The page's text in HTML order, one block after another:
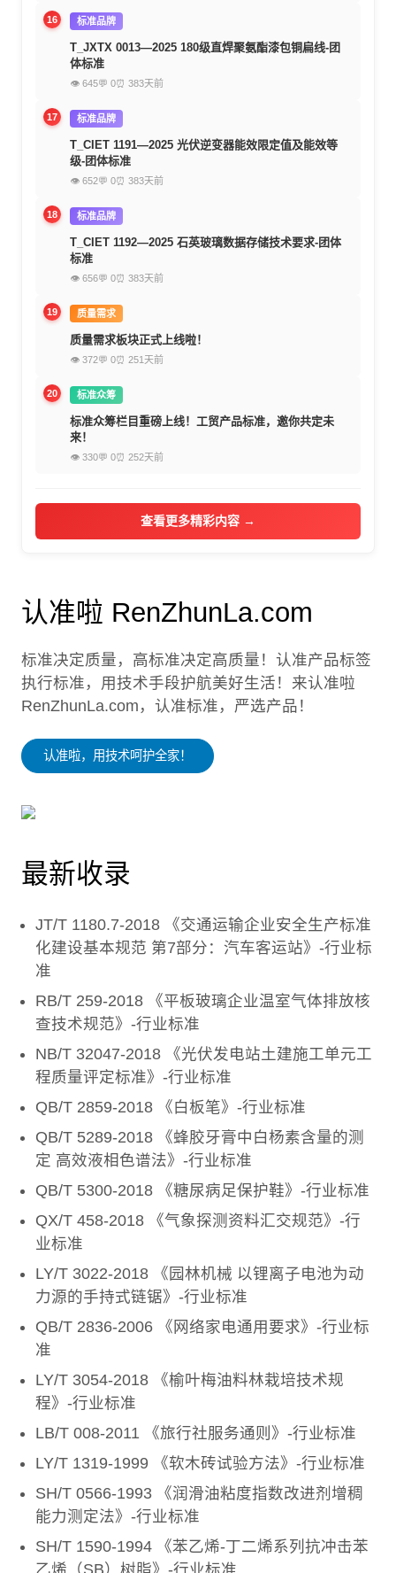
16 标准品牌
T_JXTX 0013—2025 180级直焊聚氨酯漆包铜扁线-团
体标准
👁 645💬 0⏰ 383天前
17 标准品牌
T_CIET 1191—2025 光伏逆变器能效限定值及能效等
级-团体标准
👁 652💬 0⏰ 383天前
18 标准品牌
T_CIET 1192—2025 石英玻璃数据存储技术要求-团体
标准
👁 656💬 0⏰ 383天前
19 质量需求
质量需求板块正式上线啦！
👁 372💬 0⏰ 251天前
20 标准众筹
标准众筹栏目重磅上线！工贸产品标准，邀你共定未
来！
👁 330💬 0⏰ 252天前
查看更多精彩内容 →
认准啦 RenZhunLa.com
标准决定质量，高标准决定高质量！认准产品标签
执行标准，用技术手段护航美好生活！来认准啦
RenZhunLa.com，认准标准，严选产品！
认准啦，用技术呵护全家！
最新收录
JT/T 1180.7-2018 《交通运输企业安全生产标准
化建设基本规范 第7部分：汽车客运站》-行业标
准
RB/T 259-2018 《平板玻璃企业温室气体排放核
查技术规范》-行业标准
NB/T 32047-2018 《光伏发电站土建施工单元工
程质量评定标准》-行业标准
QB/T 2859-2018 《白板笔》-行业标准
QB/T 5289-2018 《蜂胶牙膏中白杨素含量的测
定 高效液相色谱法》-行业标准
QB/T 5300-2018 《糖尿病足保护鞋》-行业标准
QX/T 458-2018 《气象探测资料汇交规范》-行
业标准
LY/T 3022-2018 《园林机械 以锂离子电池为动
力源的手持式链锯》-行业标准
QB/T 2836-2006 《网络家电通用要求》-行业标
准
LY/T 3054-2018 《榆叶梅油料林栽培技术规
程》-行业标准
LB/T 008-2011 《旅行社服务通则》-行业标准
LY/T 1319-1999 《软木砖试验方法》-行业标准
SH/T 0566-1993 《润滑油粘度指数改进剂增稠
能力测定法》-行业标准
SH/T 1590-1994 《苯乙烯-丁二烯系列抗冲击苯
乙烯（SB）树脂》-行业标准